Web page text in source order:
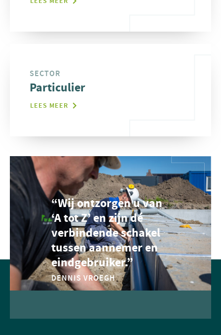
SECTOR
Particulier
LEES MEER
“Wij ontzorgen u van
‘A tot Z’ en zijn dé
verbindende schakel
tussen aannemer en
eindgebruiker.”
DENNIS VROEGH